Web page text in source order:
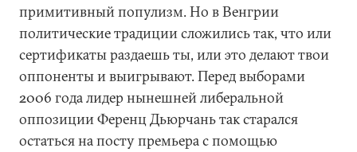
примитивный популизм. Но в Венгрии
политические традиции сложились так, что или
сертификаты раздаешь ты, или это делают твои
оппоненты и выигрывают. Перед выборами
2006 года лидер нынешней либеральной
оппозиции Ференц Дьюрчань так старался
остаться на посту премьера с помощью